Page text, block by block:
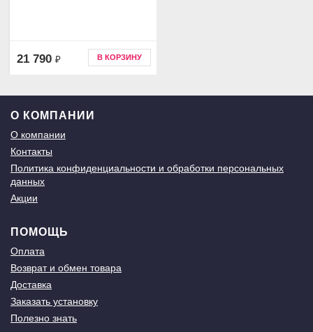
21 790 ₽ В КОРЗИНУ
О КОМПАНИИ
О компании
Контакты
Политика конфиденциальности и обработки персональных
данных
Акции
ПОМОЩЬ
Оплата
Возврат и обмен товара
Доставка
Заказать установку
Полезно знать